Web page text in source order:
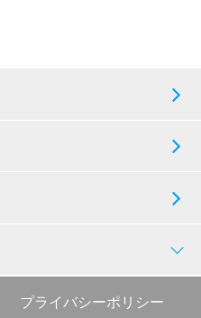
プライバシーポリシー